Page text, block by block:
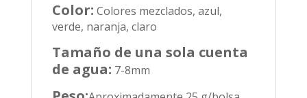
Color: Colores mezclados, azul,
verde, naranja, claro
Tamaño de una sola cuenta
de agua: 7-8mm